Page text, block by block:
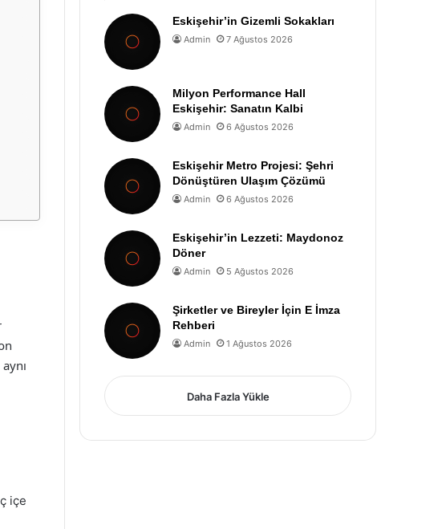
içe
Eskişehir’in Gizemli Sokakları
Admin 7 Ağustos 2026
Milyon Performance Hall
Eskişehir: Sanatın Kalbi
Admin 6 Ağustos 2026
Eskişehir Metro Projesi: Şehri
Dönüştüren Ulaşım Çözümü
Admin 6 Ağustos 2026
Eskişehir’in Lezzeti: Maydonoz
Döner
Admin 5 Ağustos 2026
Şirketler ve Bireyler İçin E İmza
Rehberi
Admin 1 Ağustos 2026
Daha Fazla Yükle